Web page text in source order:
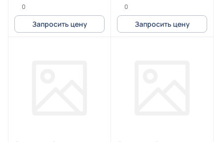
0
Запросить цену
0
Запросить цену